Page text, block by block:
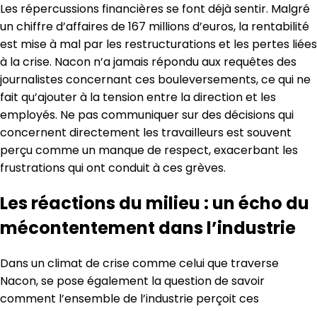
Les répercussions financières se font déjà sentir. Malgré
un chiffre d’affaires de 167 millions d’euros, la rentabilité
est mise à mal par les restructurations et les pertes liées
à la crise. Nacon n’a jamais répondu aux requêtes des
journalistes concernant ces bouleversements, ce qui ne
fait qu’ajouter à la tension entre la direction et les
employés. Ne pas communiquer sur des décisions qui
concernent directement les travailleurs est souvent
perçu comme un manque de respect, exacerbant les
frustrations qui ont conduit à ces grèves.
Les réactions du milieu : un écho du
mécontentement dans l’industrie
Dans un climat de crise comme celui que traverse
Nacon, se pose également la question de savoir
comment l’ensemble de l’industrie perçoit ces